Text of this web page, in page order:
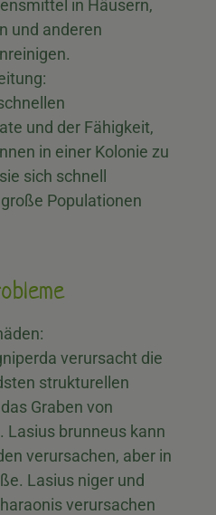
in Häusern,
und anderen
und der Fähigkeit,
in einer Kolonie zu
sich schnell
Populationen
verursacht die
strukturellen
Graben von
Lasius brunneus kann
verursachen, aber in
Lasius niger und
verursachen